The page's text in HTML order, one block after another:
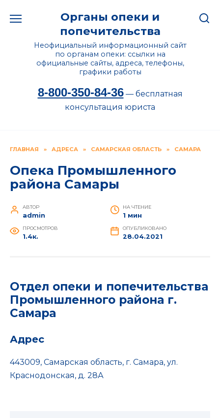
Органы опеки и
попечительства
Неофициальный информационный сайт
по органам опеки: ссылки на
официальные сайты, адреса, телефоны,
графики работы
8-800-350-84-36— бесплатная
консультация юриста
ГЛАВНАЯ » АДРЕСА » САМАРСКАЯ ОБЛАСТЬ » САМАРА
Опека Промышленного
района Самары
АВТОР
admin
НА ЧТЕНИЕ
1 мин
ПРОСМОТРОВ
1.4к.
ОПУБЛИКОВАНО
28.04.2021
Отдел опеки и попечительства
Промышленного района г.
Самара
Адрес
443009, Самарская область, г. Самара, ул.
Краснодонская, д. 28А